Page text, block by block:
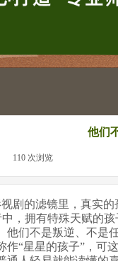
他们
110 次浏览
的滤镜里，真实的
拥有特殊天赋的
他们不是叛逆、不
“星星的孩子”，